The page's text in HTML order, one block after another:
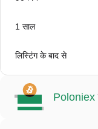
1 साल
लिस्टिंग के बाद से
Poloniex